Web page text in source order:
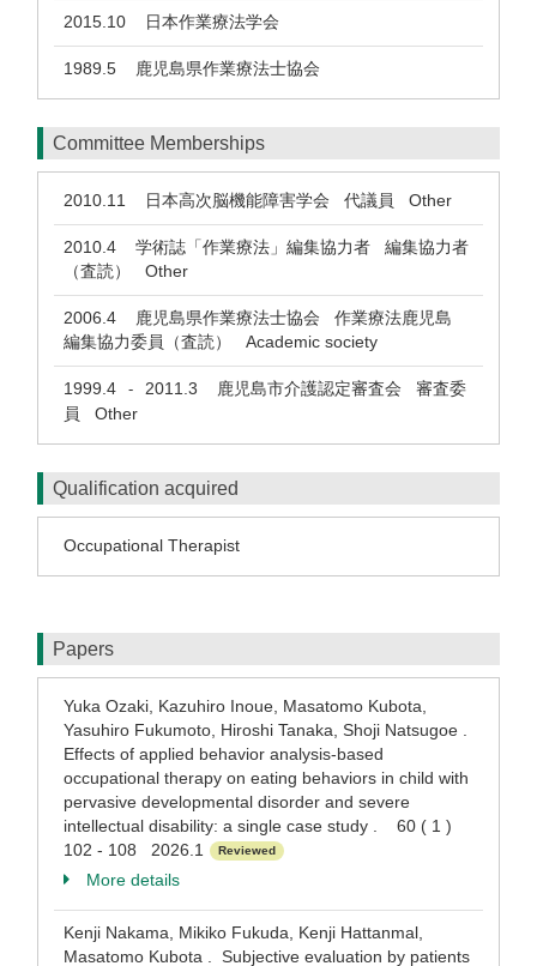
2015.10 日本作業療法学会
1989.5 鹿児島県作業療法士協会
Committee Memberships
2010.11 日本高次脳機能障害学会 代議員 Other
2010.4 学術誌「作業療法」編集協力者 編集協力者
（査読） Other
2006.4 鹿児島県作業療法士協会 作業療法鹿児島
編集協力委員（査読） Academic society
1999.4 - 2011.3 鹿児島市介護認定審査会 審査委
員 Other
Qualification acquired
Occupational Therapist
Papers
Yuka Ozaki, Kazuhiro Inoue, Masatomo Kubota,
Yasuhiro Fukumoto, Hiroshi Tanaka, Shoji Natsugoe .
Effects of applied behavior analysis-based
occupational therapy on eating behaviors in child with
pervasive developmental disorder and severe
intellectual disability: a single case study . 60 ( 1 )
102 - 108 2026.1
Reviewed
More details
Kenji Nakama, Mikiko Fukuda, Kenji Hattanmal,
Masatomo Kubota . Subjective evaluation by patients